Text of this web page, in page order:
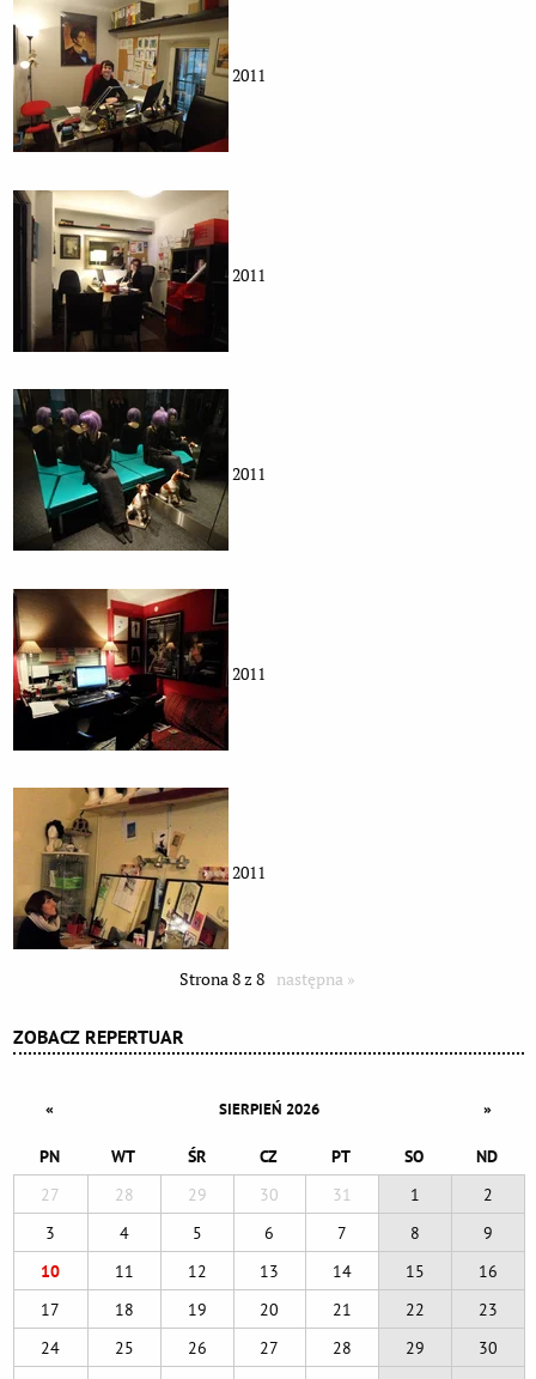
ZOBACZ REPERTUAR
« SIERPIEŃ 2026 »
PN WT ŚR CZ PT SO
ND
27
28 29 30 31 1
2
3
4 5 6 7 8
9
10
11 12 13 14 15
16
17
18 19 20 21 22
23
24
25 26 27 28 29
30
2011
2011
2011
2011
2011
Strona 8 z 8 następna »